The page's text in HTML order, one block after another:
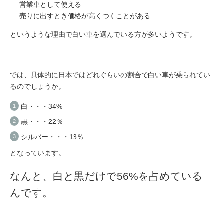
営業車として使える
売りに出すとき価格が高くつくことがある
というような理由で白い車を選んでいる方が多いようです。
では、具体的に日本ではどれぐらいの割合で白い車が乗られてい
るのでしょうか。
白・・・34%
黒・・・22％
シルバー・・・13％
となっています。
なんと、白と黒だけで56%を占めている
んです。